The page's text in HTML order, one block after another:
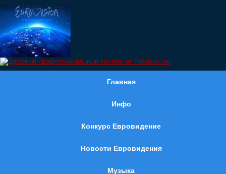
Главная
Инфо
Конкурс Евровидение
Новости Евровидения
Музыка